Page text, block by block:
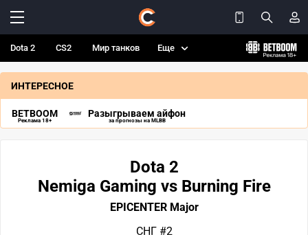
Dota 2 CS2 Мир танков Еще
ИНТЕРЕСНОЕ
BETBOOM
Реклама 18+
Разыгрываем айфон
за прогнозы на MLBB
Dota 2
Nemiga Gaming vs Burning Fire
EPICENTER Major
СНГ #2